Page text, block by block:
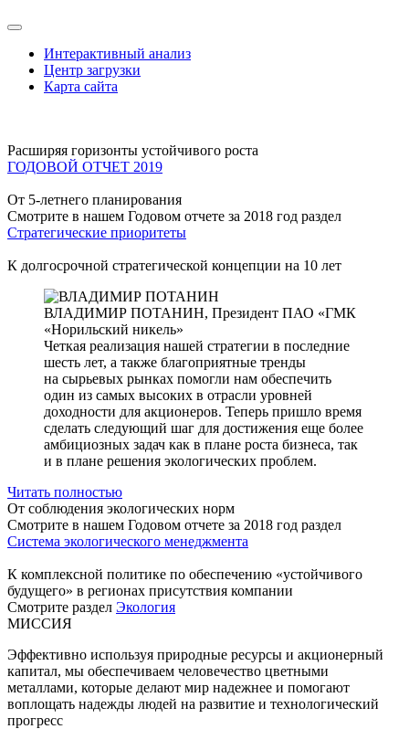
Интерактивный анализ
Центр загрузки
Карта сайта
Расширяя горизонты устойчивого роста
ГОДОВОЙ ОТЧЕТ 2019
От 5-летнего планирования
Смотрите в нашем Годовом отчете за 2018 год раздел
Стратегические приоритеты
К долгосрочной стратегической концепции на 10 лет
ВЛАДИМИР ПОТАНИН, Президент ПАО «ГМК
«Норильский никель»
Четкая реализация нашей стратегии в последние
шесть лет, а также благоприятные тренды
на сырьевых рынках помогли нам обеспечить
один из самых высоких в отрасли уровней
доходности для акционеров. Теперь пришло время
сделать следующий шаг для достижения еще более
амбициозных задач как в плане роста бизнеса, так
и в плане решения экологических проблем.
Читать полностью
От соблюдения экологических норм
Смотрите в нашем Годовом отчете за 2018 год раздел
Система экологического менеджмента
К комплексной политике по обеспечению «устойчивого
будущего» в регионах присутствия компании
Смотрите раздел Экология
МИССИЯ
Эффективно используя природные ресурсы и акционерный
капитал, мы обеспечиваем человечество цветными
металлами, которые делают мир надежнее и помогают
воплощать надежды людей на развитие и технологический
прогресс